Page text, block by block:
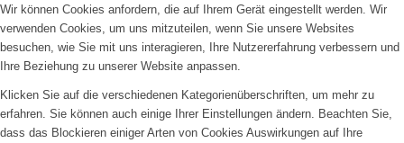
Wir können Cookies anfordern, die auf Ihrem Gerät eingestellt werden. Wir
verwenden Cookies, um uns mitzuteilen, wenn Sie unsere Websites
besuchen, wie Sie mit uns interagieren, Ihre Nutzererfahrung verbessern und
Ihre Beziehung zu unserer Website anpassen.
Klicken Sie auf die verschiedenen Kategorienüberschriften, um mehr zu
erfahren. Sie können auch einige Ihrer Einstellungen ändern. Beachten Sie,
dass das Blockieren einiger Arten von Cookies Auswirkungen auf Ihre